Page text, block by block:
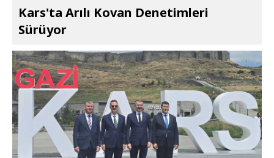
Kars'ta Arılı Kovan Denetimleri
Sürüyor